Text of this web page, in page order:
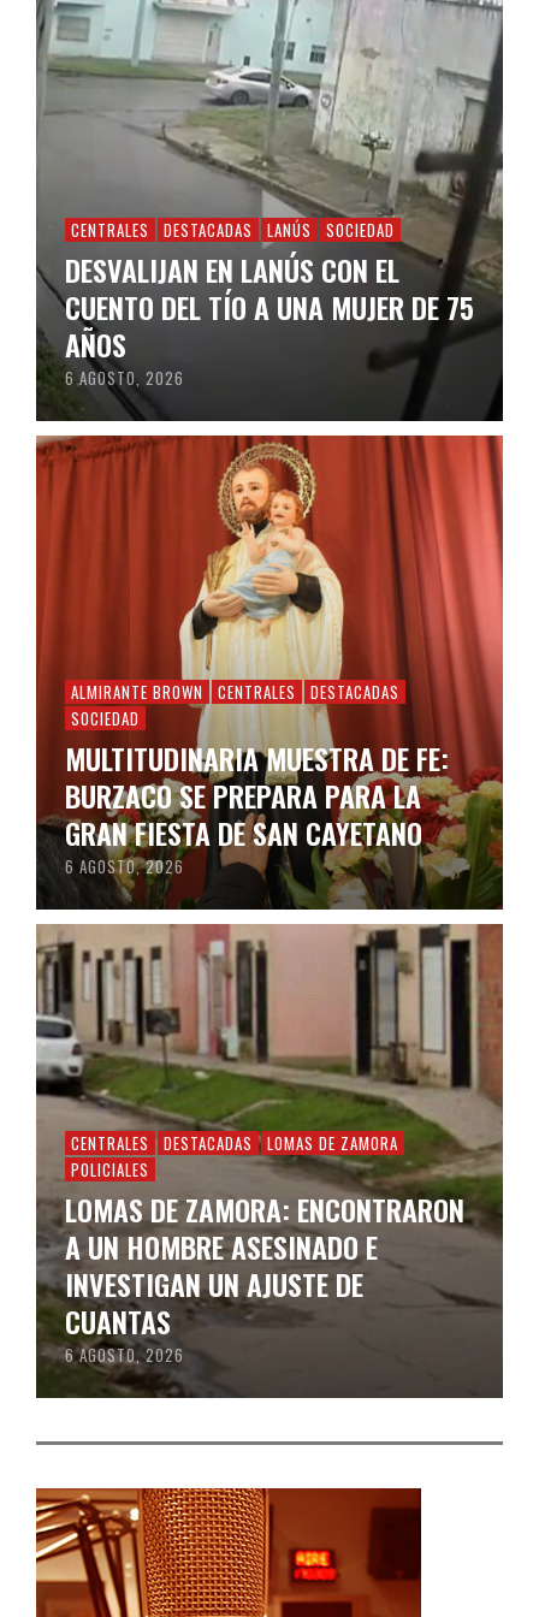
CENTRALES DESTACADAS LANÚS SOCIEDAD
DESVALIJAN EN LANÚS CON EL
CUENTO DEL TÍO A UNA MUJER DE 75
AÑOS
6 AGOSTO, 2026
ALMIRANTE BROWN CENTRALES
DESTACADAS
SOCIEDAD
MULTITUDINARIA MUESTRA DE FE:
BURZACO SE PREPARA PARA LA
GRAN FIESTA DE SAN CAYETANO
6 AGOSTO, 2026
CENTRALES DESTACADAS
LOMAS DE ZAMORA
POLICIALES
LOMAS DE ZAMORA: ENCONTRARON
A UN HOMBRE ASESINADO E
INVESTIGAN UN AJUSTE DE
CUANTAS
6 AGOSTO, 2026